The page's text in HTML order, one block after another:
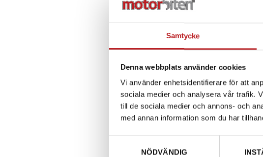
Samtycke
Denna webbplats använder cookies
Vi använder enhetsidentifierare för att
sociala medier och analysera vår trafik.
till de sociala medier och annons- och
med annan information som du har
NÖDVÄNDIG